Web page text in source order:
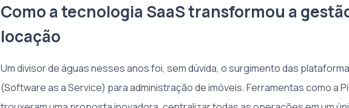
Como a tecnologia SaaS transformou a
locação
Um divisor de águas nesses anos foi, sem dúvida, o surgimento das
(Software as a Service) para administração de imóveis. Ferramentas como a